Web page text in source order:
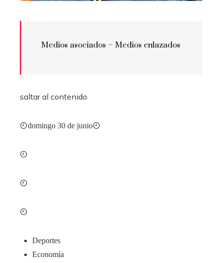
Medios asociados – Medios enlazados
saltar al contenido
domingo 30 de junio
Deportes
Economía